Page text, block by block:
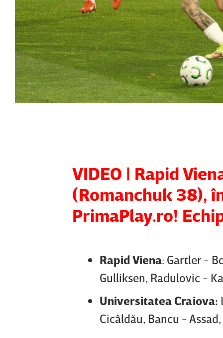
VIDEO | Rapid
(Romanchuk 38),
PrimaPlay.ro!
Rapid Viena: Gartler -
Gulliksen, Radulovic -
Universitatea Craiova:
Cicâldău, Bancu -